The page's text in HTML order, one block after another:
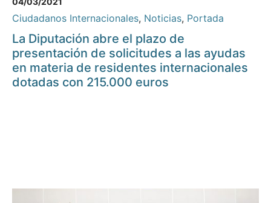
Ciudadanos Internacionales, Noticias, Portada
La Diputación abre el plazo de
presentación de solicitudes a las ayudas
en materia de residentes internacionales
dotadas con 215.000 euros